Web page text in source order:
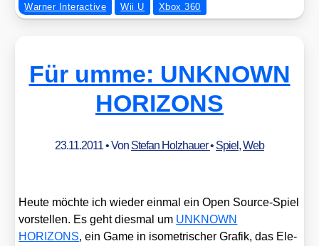
Warner Interactive
Wii U Xbox 360
Für umme: UNKNOWN
HORIZONS
23.11.2011• Von Stefan Holzhauer• Spiel,Web
Heu­te möch­te ich wie­der ein­mal ein Open Source-Spiel
vor­stel­len. Es geht dies­mal um UNKNOWN
HORIZONS, ein Game in iso­me­tri­scher Gra­fik, das Ele­